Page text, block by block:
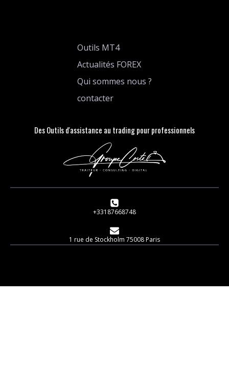
Outils MT4
Actualités FOREX
Qui sommes nous ?
contacter
Des Outils d'assistance au trading pour professionnels
+33187668748
1 rue de Stockholm 75008 Paris